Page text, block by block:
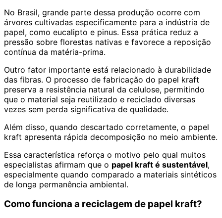
No Brasil, grande parte dessa produção ocorre com
árvores cultivadas especificamente para a indústria de
papel, como eucalipto e pinus. Essa prática reduz a
pressão sobre florestas nativas e favorece a reposição
contínua da matéria-prima.
Outro fator importante está relacionado à durabilidade
das fibras. O processo de fabricação do papel kraft
preserva a resistência natural da celulose, permitindo
que o material seja reutilizado e reciclado diversas
vezes sem perda significativa de qualidade.
Além disso, quando descartado corretamente, o papel
kraft apresenta rápida decomposição no meio ambiente.
Essa característica reforça o motivo pelo qual muitos
especialistas afirmam que o papel kraft é sustentável,
especialmente quando comparado a materiais sintéticos
de longa permanência ambiental.
Como funciona a reciclagem de papel kraft?